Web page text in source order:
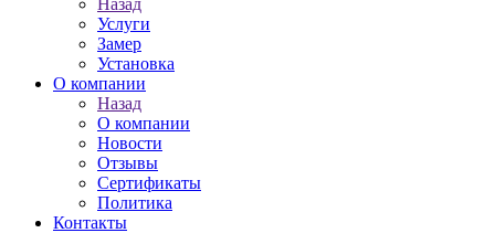
Назад
Услуги
Замер
Установка
О компании
Назад
О компании
Новости
Отзывы
Сертификаты
Политика
Контакты